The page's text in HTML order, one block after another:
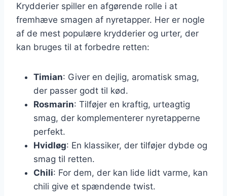
Krydderier spiller en afgørende rolle i at
fremhæve smagen af nyretapper. Her er nogle
af de mest populære krydderier og urter, der
kan bruges til at forbedre retten:
Timian: Giver en dejlig, aromatisk smag,
der passer godt til kød.
Rosmarin: Tilføjer en kraftig, urteagtig
smag, der komplementerer nyretapperne
perfekt.
Hvidløg: En klassiker, der tilføjer dybde og
smag til retten.
Chili: For dem, der kan lide lidt varme, kan
chili give et spændende twist.